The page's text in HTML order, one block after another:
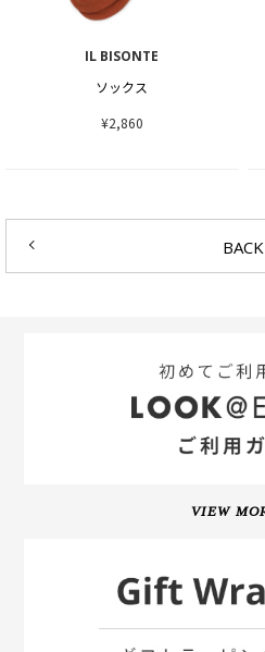
IL BISONTE
ソックス
¥2,860
BACK
VIEW